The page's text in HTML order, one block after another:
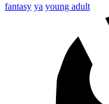
fantasy ya young adult